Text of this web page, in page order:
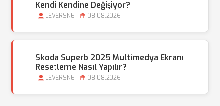
Kendi Kendine Değişiyor?
LEVERSNET 08.08.2026
Skoda Superb 2025 Multimedya Ekranı
Resetleme Nasıl Yapılır?
LEVERSNET 08.08.2026